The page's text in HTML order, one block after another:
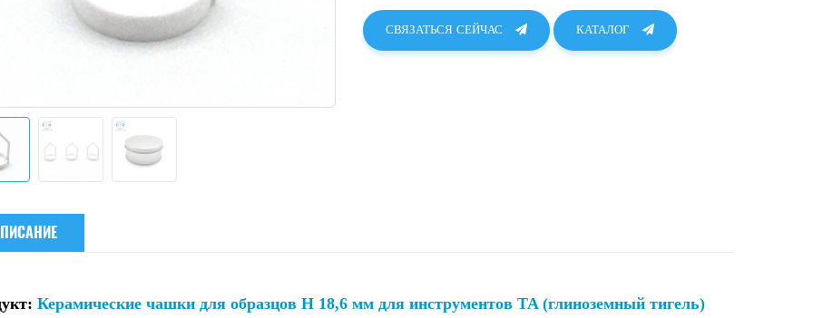
СВЯЗАТЬСЯ СЕЙЧАС КАТАЛОГ
Керамические чашки для образцов H 18,6 мм для инструментов TA (глиноземный тигель)